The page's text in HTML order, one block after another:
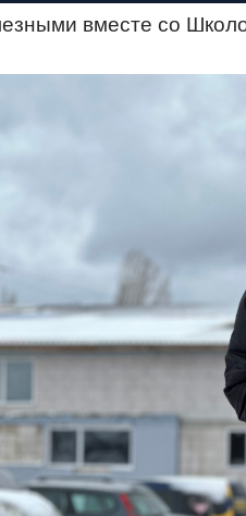
вместе со